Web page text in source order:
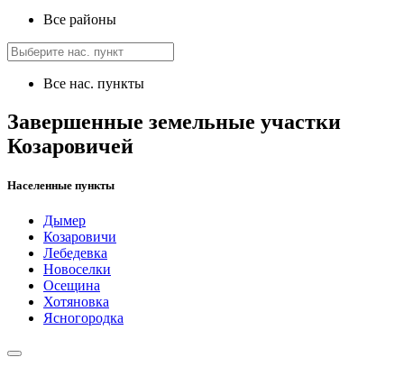
Все районы
Все нас. пункты
Завершенные земельные участки
Козаровичей
Населенные пункты
Дымер
Козаровичи
Лебедевка
Новоселки
Осещина
Хотяновка
Ясногородка